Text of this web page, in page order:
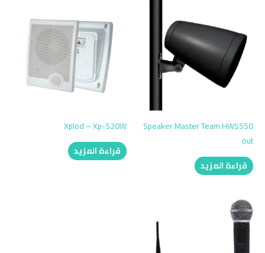
Speaker Master Team HWS550
out
قراءة المزيد
Xplod – Xp-520W
قراءة المزيد